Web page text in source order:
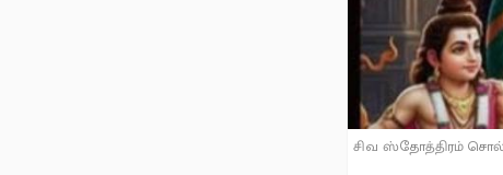
சிவ ஸ்தோத்திரம்